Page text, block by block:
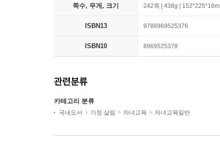
쪽수, 무게, 크기 242쪽 | 438g |
ISBN13 9788969525376
ISBN10 8969525378
관련분류
카테고리 분류
국내도서 가정 살림 자녀교육 자녀교육일반